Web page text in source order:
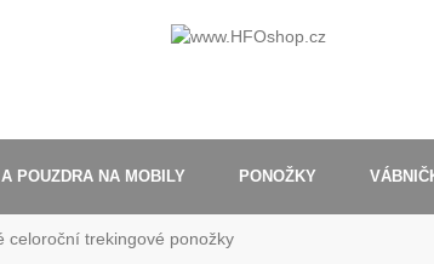
POUZDRA NA MOBILY PONOŽKY
celoroční trekingové ponožky